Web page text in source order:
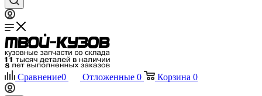
Сравнение0 Отложенные 0 Корзина 0